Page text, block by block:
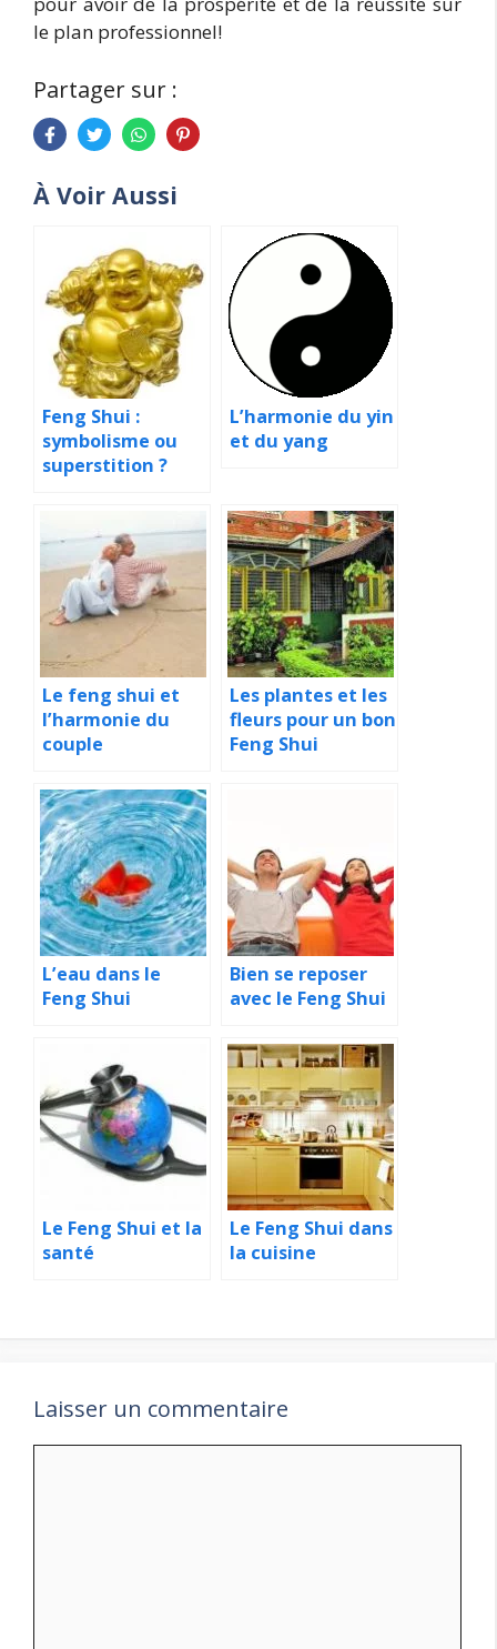
le plan professionnel!
Partager sur :
À Voir Aussi
Feng Shui :
symbolisme ou
superstition ?
L’harmonie du yin
et du yang
Le feng shui et
l’harmonie du
couple
Les plantes et les
fleurs pour un bon
Feng Shui
L’eau dans le
Feng Shui
Bien se reposer
avec le Feng Shui
Le Feng Shui et la
santé
Le Feng Shui dans
la cuisine
Laisser un commentaire